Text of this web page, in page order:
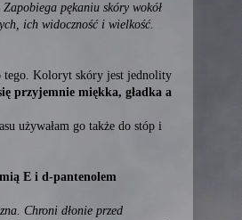
pękaniu skóry wokół
ich widoczność i wielkość.
tego. Koloryt skóry jest jednolity
przyjemnie miękka, gładka a
używałam go także do stóp i
E i d-pantenolem
Chroni dłonie przed